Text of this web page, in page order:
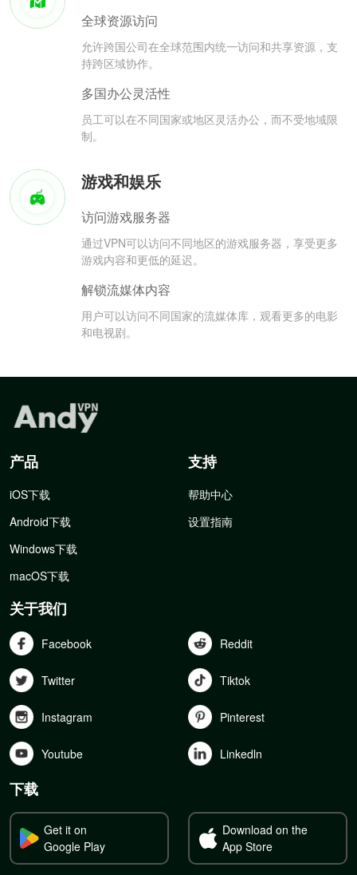
全球资源访问
允许跨国公司在全球范围内统一访问和共享资源，支
持跨区域协作。
多国办公灵活性
员工可以在不同国家或地区灵活办公，而不受地域限
制。
游戏和娱乐
访问游戏服务器
通过VPN可以访问不同地区的游戏服务器，享受更多
游戏内容和更低的延迟。
解锁流媒体内容
用户可以访问不同国家的流媒体库，观看更多的电影
和电视剧。
产品
iOS下载
Android下载
Windows下载
macOS下载
支持
帮助中心
设置指南
关于我们
Facebook Reddit
Twitter Tiktok
Instagram Pinterest
Youtube Linkedln
下载
Get it on
Google Play
Download on the
App Store